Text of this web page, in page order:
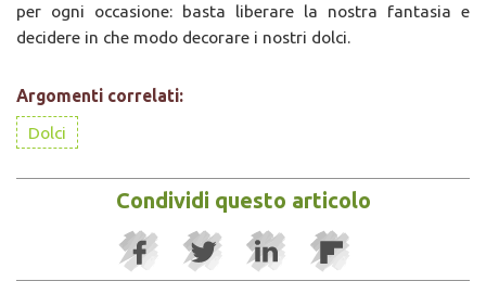
per ogni occasione: basta liberare la nostra fantasia e
decidere in che modo decorare i nostri dolci.
Argomenti correlati:
Dolci
Condividi questo articolo